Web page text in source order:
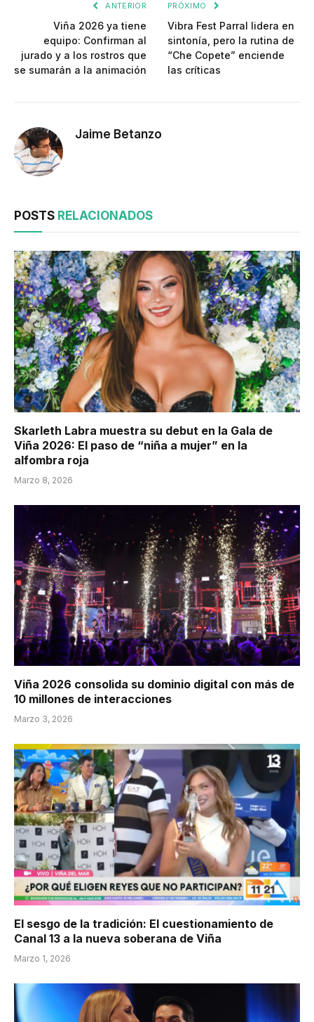
ANTERIOR
Viña 2026 ya tiene
equipo: Confirman al
jurado y a los rostros que
se sumarán a la animación
PRÓXIMO
Vibra Fest Parral lidera en
sintonía, pero la rutina de
“Che Copete” enciende
las críticas
Jaime Betanzo
POSTS RELACIONADOS
Skarleth Labra muestra su debut en la Gala de
Viña 2026: El paso de “niña a mujer” en la
alfombra roja
Marzo 8, 2026
Viña 2026 consolida su dominio digital con más de
10 millones de interacciones
Marzo 3, 2026
El sesgo de la tradición: El cuestionamiento de
Canal 13 a la nueva soberana de Viña
Marzo 1, 2026